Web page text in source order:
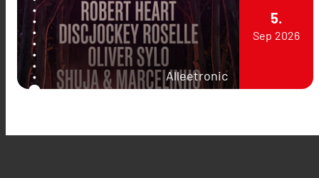
Alleetronic
5.
Sep 2026